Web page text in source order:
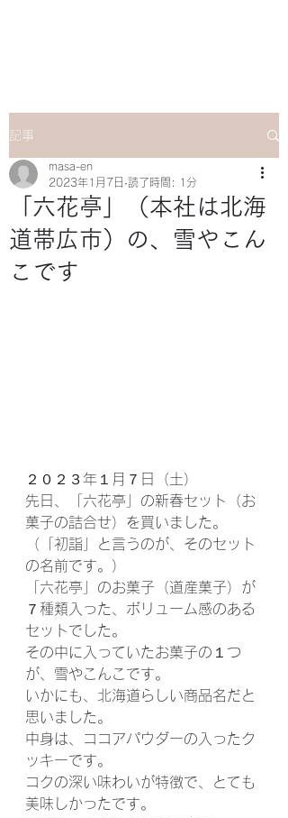
記事
「六花亭」（本社は北海
道帯広市）の、雪やこん
こです
masa-en
2023年1月7日 読了時間: 1分
２０２３年１月７日（土）
先日、「六花亭」の新春セット（お
菓子の詰合せ）を買いました。
（「初詣」と言うのが、そのセット
の名前です。）
「六花亭」のお菓子（道産菓子）が
７種類入った、ボリューム感のある
セットでした。
その中に入っていたお菓子の１つ
が、雪やこんこです。
いかにも、北海道らしい商品名だと
思いました。
中身は、ココアパウダーの入ったク
ッキーです。
コクの深い味わいが特徴で、とても
美味しかったです。